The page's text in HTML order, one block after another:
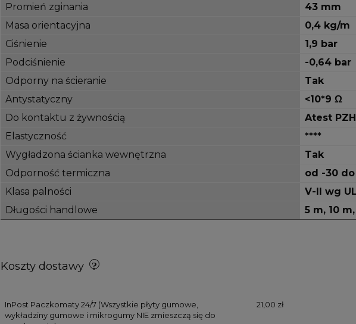
Promień zginania
43 mm
Masa orientacyjna
0,4 kg/m
Ciśnienie
1,9 bar
Podciśnienie
-0,64 bar
Odporny na ścieranie
Tak
Antystatyczny
<10*9 Ω
Do kontaktu z żywnością
Atest
Elastyczność
****
Wygładzona ścianka wewnętrzna
Tak
Odporność termiczna
od -30 do
Klasa palności
V-II wg
Długości handlowe
5 m, 10
Koszty dostawy
InPost Paczkomaty 24/7(Wszystkie płyty gumowe,
wykładziny gumowe i mikrogumy NIE zmieszczą się do
21,00 zł